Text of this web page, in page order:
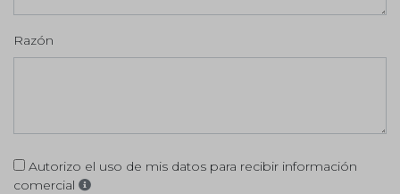
Razón
Autorizo el uso de mis datos para recibir información
comercial